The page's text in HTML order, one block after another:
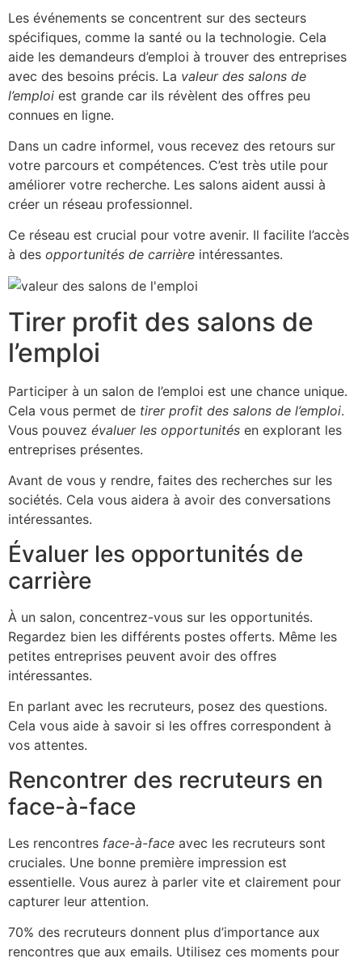
Les événements se concentrent sur des secteurs
spécifiques, comme la santé ou la technologie. Cela
aide les demandeurs d’emploi à trouver des entreprises
avec des besoins précis. La valeur des salons de
l’emploi est grande car ils révèlent des offres peu
connues en ligne.
Dans un cadre informel, vous recevez des retours sur
votre parcours et compétences. C’est très utile pour
améliorer votre recherche. Les salons aident aussi à
créer un réseau professionnel.
Ce réseau est crucial pour votre avenir. Il facilite l’accès
à des opportunités de carrière intéressantes.
Tirer profit des salons de
l’emploi
Participer à un salon de l’emploi est une chance unique.
Cela vous permet de tirer profit des salons de l’emploi.
Vous pouvez évaluer les opportunités en explorant les
entreprises présentes.
Avant de vous y rendre, faites des recherches sur les
sociétés. Cela vous aidera à avoir des conversations
intéressantes.
Évaluer les opportunités de
carrière
À un salon, concentrez-vous sur les opportunités.
Regardez bien les différents postes offerts. Même les
petites entreprises peuvent avoir des offres
intéressantes.
En parlant avec les recruteurs, posez des questions.
Cela vous aide à savoir si les offres correspondent à
vos attentes.
Rencontrer des recruteurs en
face-à-face
Les rencontres face-à-face avec les recruteurs sont
cruciales. Une bonne première impression est
essentielle. Vous aurez à parler vite et clairement pour
capturer leur attention.
70% des recruteurs donnent plus d’importance aux
rencontres que aux emails. Utilisez ces moments pour